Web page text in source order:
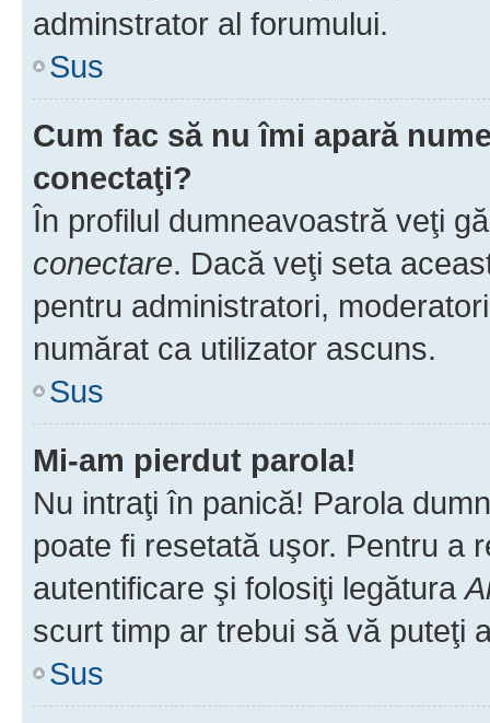
adminstrator al forumului.
Sus
Cum fac să nu îmi apară
conectaţi?
În profilul dumneavoastră veţi
conectare. Dacă veţi seta
pentru administratori,
numărat ca utilizator ascuns.
Sus
Mi-am pierdut parola!
Nu intraţi în panică! Parola
poate fi resetată uşor. Pentru a
autentificare şi folosiţi legătura
scurt timp ar trebui să vă puteţi
Sus